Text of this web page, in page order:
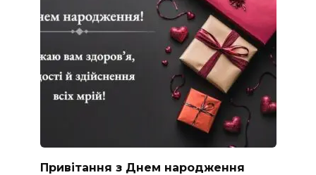
Привітання з Днем народження